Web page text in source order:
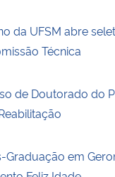
da UFSM abre
Técnica
de Doutorado do
Graduação em